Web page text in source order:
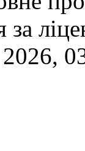
за